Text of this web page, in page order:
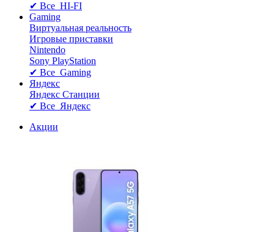
✔ Все HI-FI
Gaming
Виртуальная реальность
Игровые приставки
Nintendo
Sony PlayStation
✔ Все Gaming
Яндекс
Яндекс Станции
✔ Все Яндекс
Акции